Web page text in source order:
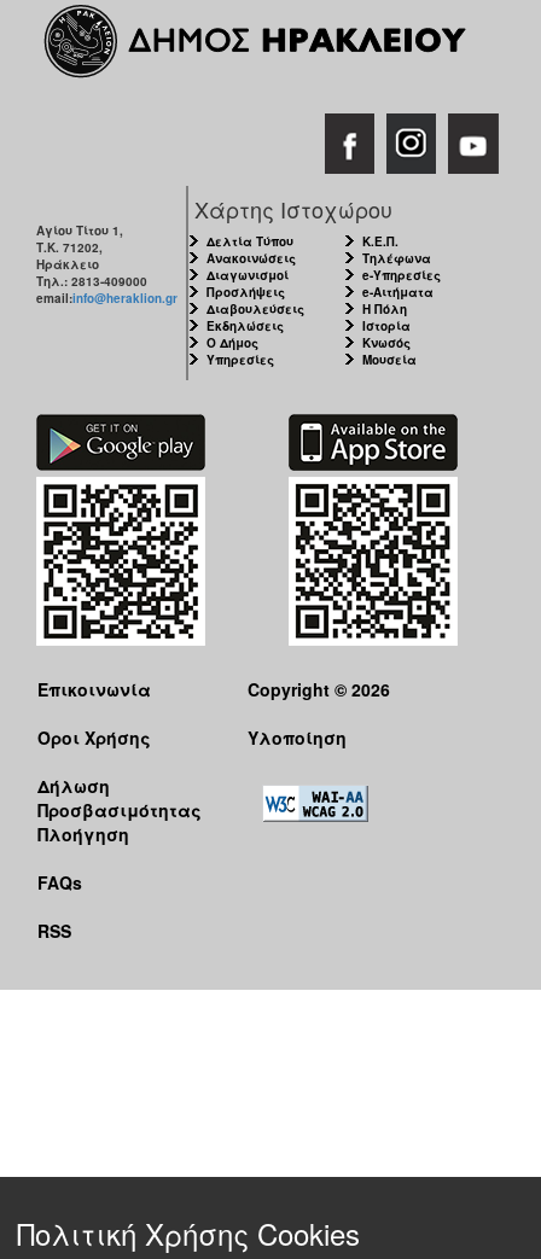
Αγίου Τίτου 1,
Τ.Κ. 71202,
Ηράκλειο
Τηλ.: 2813-409000
email:info@heraklion.gr
Χάρτης Ιστοχώρου
Δελτία Τύπου
Ανακοινώσεις
Διαγωνισμοί
Προσλήψεις
Διαβουλεύσεις
Εκδηλώσεις
Ο Δήμος
Υπηρεσίες
Κ.Ε.Π.
Τηλέφωνα
e-Υπηρεσίες
e-Αιτήματα
Η Πόλη
Ιστορία
Κνωσός
Μουσεία
Επικοινωνία
Όροι Χρήσης
Δήλωση
Προσβασιμότητας
Πλοήγηση
FAQs
RSS
Copyright © 2026
Υλοποίηση
Πολιτική Χρήσης Cookies